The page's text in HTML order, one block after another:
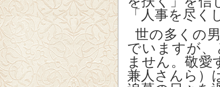
「人事を尽
世の多くの
でいますが
ません。敬愛
兼人さんら）